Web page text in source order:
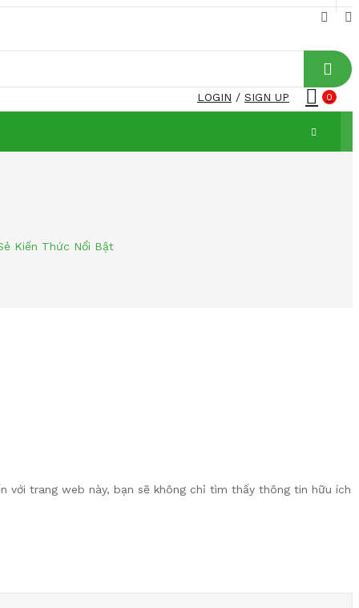
LOGIN / SIGN UP 0
Kiến Thức Nổi Bật
trang web này, bạn sẽ không chỉ tìm thấy thông tin hữu ích